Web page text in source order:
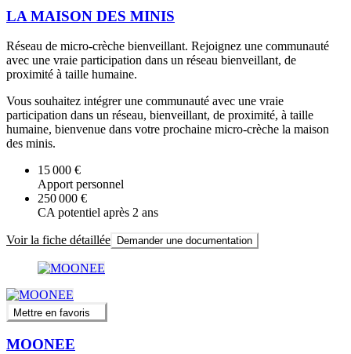
LA MAISON DES MINIS
Réseau de micro-crèche bienveillant. Rejoignez une communauté
avec une vraie participation dans un réseau bienveillant, de
proximité à taille humaine.
Vous souhaitez intégrer une communauté avec une vraie
participation dans un réseau, bienveillant, de proximité, à taille
humaine, bienvenue dans votre prochaine micro-crèche la maison
des minis.
15 000 €
Apport personnel
250 000 €
CA potentiel après 2 ans
Voir la fiche détaillée Demander une documentation
Mettre en favoris
MOONEE